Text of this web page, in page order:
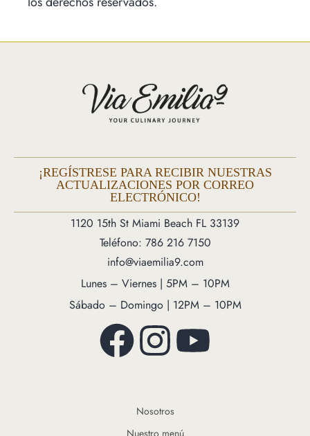
¡REGÍSTRESE PARA RECIBIR NUESTRAS
ACTUALIZACIONES POR CORREO
ELECTRÓNICO!
1120 15th St Miami Beach FL 33139
Teléfono: 786 216 7150
info@viaemilia9.com
Lunes – Viernes | 5PM – 10PM
Sábado – Domingo | 12PM – 10PM
Nosotros
Nuestro menú